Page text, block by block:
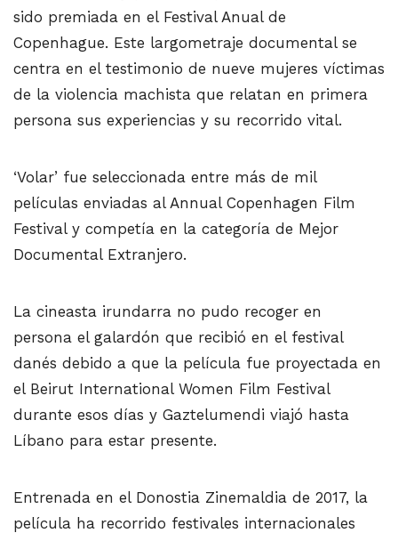
sido premiada en el Festival Anual de
Copenhague. Este largometraje documental se
centra en el testimonio de nueve mujeres víctimas
de la violencia machista que relatan en primera
persona sus experiencias y su recorrido vital.
‘Volar’ fue seleccionada entre más de mil
películas enviadas al Annual Copenhagen Film
Festival y competía en la categoría de Mejor
Documental Extranjero.
La cineasta irundarra no pudo recoger en
persona el galardón que recibió en el festival
danés debido a que la película fue proyectada en
el Beirut International Women Film Festival
durante esos días y Gaztelumendi viajó hasta
Líbano para estar presente.
Entrenada en el Donostia Zinemaldia de 2017, la
película ha recorrido festivales internacionales